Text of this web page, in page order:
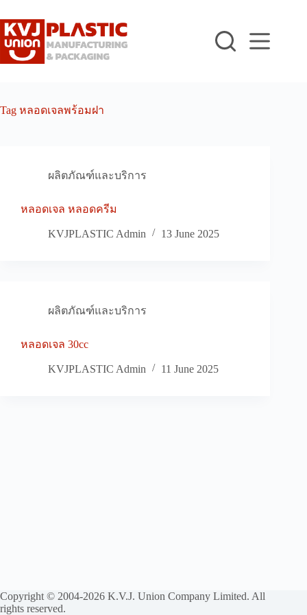
to
content
Tag หลอดเจลพร้อมฝา
ผลิตภัณฑ์และบริการ
หลอดเจล หลอดครีม
KVJPLASTIC Admin 13 June 2025
ผลิตภัณฑ์และบริการ
หลอดเจล 30cc
KVJPLASTIC Admin 11 June 2025
Copyright © 2004-2026 K.V.J. Union Company Limited. All
rights reserved.